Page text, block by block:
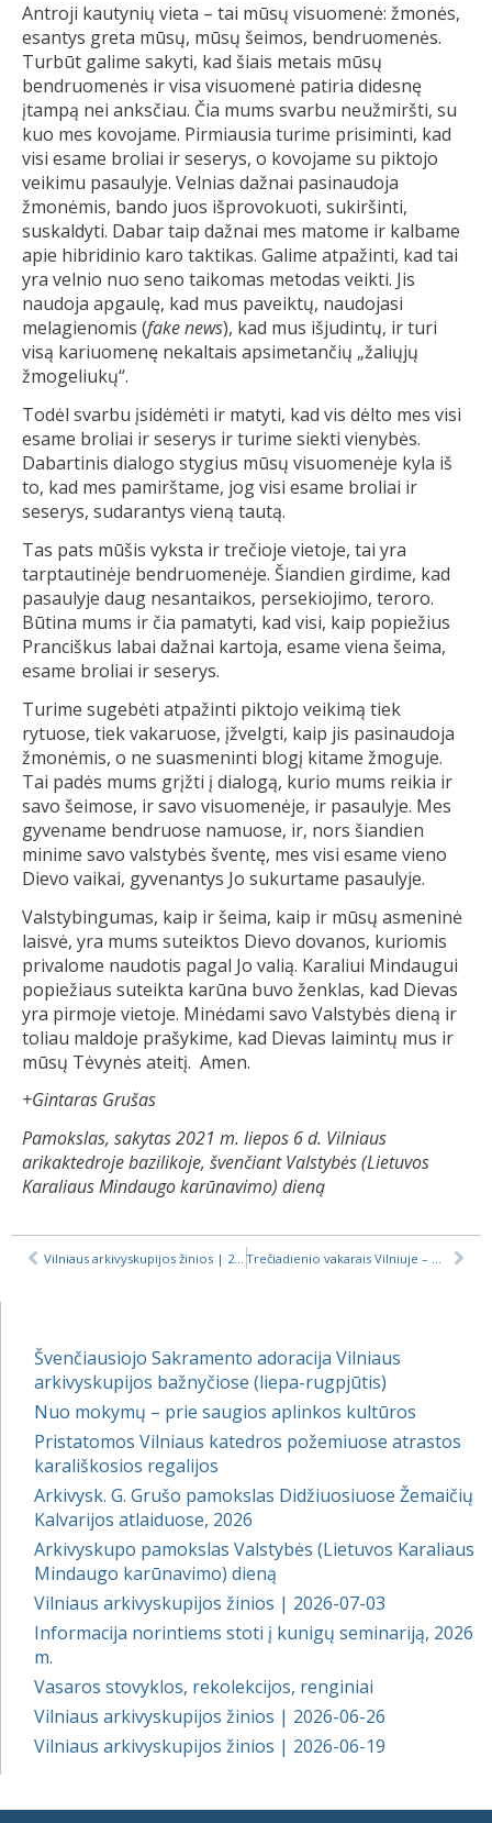
Antroji kautynių vieta – tai mūsų visuomenė: žmonės,
esantys greta mūsų, mūsų šeimos, bendruomenės.
Turbūt galime sakyti, kad šiais metais mūsų
bendruomenės ir visa visuomenė patiria didesnę
įtampą nei anksčiau. Čia mums svarbu neužmiršti, su
kuo mes kovojame. Pirmiausia turime prisiminti, kad
visi esame broliai ir seserys, o kovojame su piktojo
veikimu pasaulyje. Velnias dažnai pasinaudoja
žmonėmis, bando juos išprovokuoti, sukiršinti,
suskaldyti. Dabar taip dažnai mes matome ir kalbame
apie hibridinio karo taktikas. Galime atpažinti, kad tai
yra velnio nuo seno taikomas metodas veikti. Jis
naudoja apgaulę, kad mus paveiktų, naudojasi
melagienomis (fake news), kad mus išjudintų, ir turi
visą kariuomenę nekaltais apsimetančių „žaliųjų
žmogeliukų“.
Todėl svarbu įsidėmėti ir matyti, kad vis dėlto mes visi
esame broliai ir seserys ir turime siekti vienybės.
Dabartinis dialogo stygius mūsų visuomenėje kyla iš
to, kad mes pamirštame, jog visi esame broliai ir
seserys, sudarantys vieną tautą.
Tas pats mūšis vyksta ir trečioje vietoje, tai yra
tarptautinėje bendruomenėje. Šiandien girdime, kad
pasaulyje daug nesantaikos, persekiojimo, teroro.
Būtina mums ir čia pamatyti, kad visi, kaip popiežius
Pranciškus labai dažnai kartoja, esame viena šeima,
esame broliai ir seserys.
Turime sugebėti atpažinti piktojo veikimą tiek
rytuose, tiek vakaruose, įžvelgti, kaip jis pasinaudoja
žmonėmis, o ne suasmeninti blogį kitame žmoguje.
Tai padės mums grįžti į dialogą, kurio mums reikia ir
savo šeimose, ir savo visuomenėje, ir pasaulyje. Mes
gyvename bendruose namuose, ir, nors šiandien
minime savo valstybės šventę, mes visi esame vieno
Dievo vaikai, gyvenantys Jo sukurtame pasaulyje.
Valstybingumas, kaip ir šeima, kaip ir mūsų asmeninė
laisvė, yra mums suteiktos Dievo dovanos, kuriomis
privalome naudotis pagal Jo valią. Karaliui Mindaugui
popiežiaus suteikta karūna buvo ženklas, kad Dievas
yra pirmoje vietoje. Minėdami savo Valstybės dieną ir
toliau maldoje prašykime, kad Dievas laimintų mus ir
mūsų Tėvynės ateitį. Amen.
+Gintaras Grušas
Pamokslas, sakytas 2021 m. liepos 6 d. Vilniaus
arikaktedroje bazilikoje, švenčiant Valstybės (Lietuvos
Karaliaus Mindaugo karūnavimo) dieną
Švenčiausiojo Sakramento adoracija Vilniaus
arkivyskupijos bažnyčiose (liepa-rugpjūtis)
Nuo mokymų – prie saugios aplinkos kultūros
Pristatomos Vilniaus katedros požemiuose atrastos
karališkosios regalijos
Arkivysk. G. Grušo pamokslas Didžiuosiuose Žemaičių
Kalvarijos atlaiduose, 2026
Arkivyskupo pamokslas Valstybės (Lietuvos Karaliaus
Mindaugo karūnavimo) dieną
Vilniaus arkivyskupijos žinios | 2026-07-03
Informacija norintiems stoti į kunigų seminariją, 2026
m.
Vasaros stovyklos, rekolekcijos, renginiai
Vilniaus arkivyskupijos žinios | 2026-06-26
Vilniaus arkivyskupijos žinios | 2026-06-19